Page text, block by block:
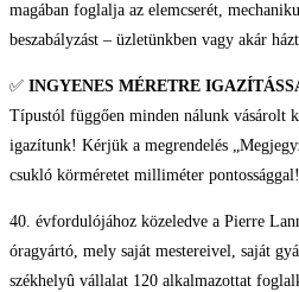
magában foglalja az elemcserét,
beszabályzást – üzletünkben vagy akár
✅ INGYENES MÉRETRE
Típustól függően minden nálunk vásárolt
igazítunk! Kérjük a megrendelés
csukló körméretet milliméter pontossággal!
40. évfordulójához közeledve a Pierre
óragyártó, mely saját mestereivel, saját
székhelyû vállalat 120 alkalmazottat